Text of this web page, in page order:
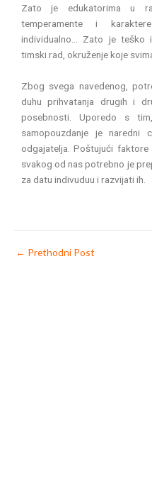
Zato je edukatorima u
temperamente i
individualno… Zato je teško
timski rad, okruženje koje
Zbog svega navedenog,
duhu prihvatanja drugih i
posebnosti. Uporedo s
samopouzdanje je naredni
odgajatelja. Poštujući
svakog od nas potrebno je
za datu indivuduu i razvijati ih.
← Prethodni Post